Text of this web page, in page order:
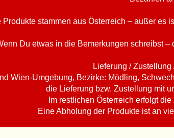
Produkte stammen aus Österreich – außer es
Du etwas in die Bemerkungen schreibst –
Lieferung / Zustellung
Wien-Umgebung, Bezirke: Mödling,
die Lieferung bzw. Zustellung mit
Im restlichen Österreich erfolgt
Eine Abholung der Produkte ist an